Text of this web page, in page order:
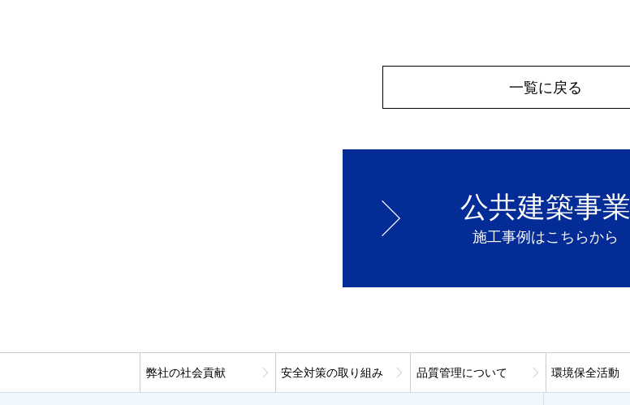
一覧に戻る
公共建築事業
施工事例はこちらから
弊社の社会貢献 安全対策の取り組み 品質管理について 環境保全活動